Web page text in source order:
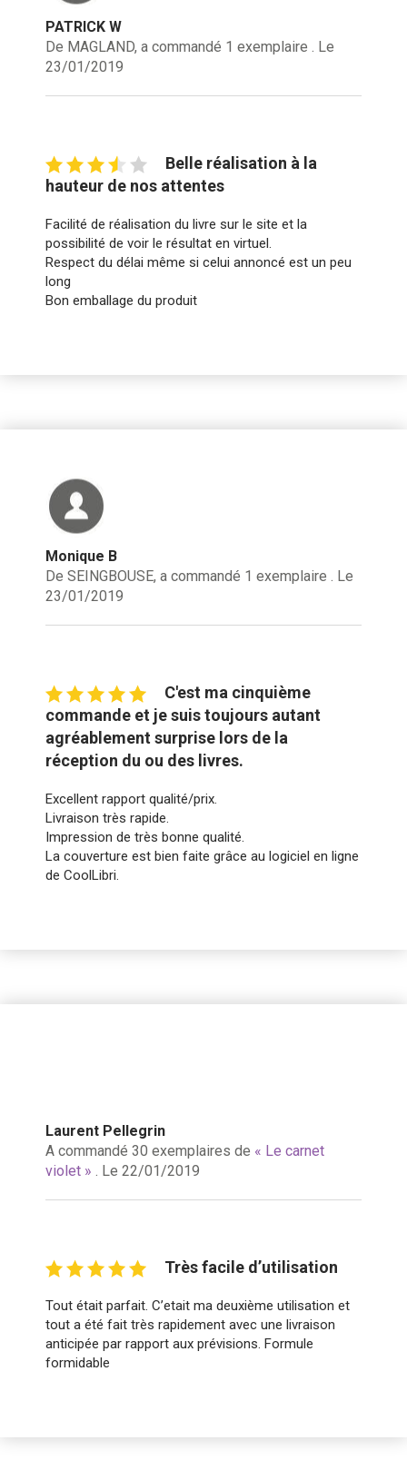
PATRICK W
De MAGLAND, a commandé 1 exemplaire . Le
23/01/2019
Belle réalisation à la
hauteur de nos attentes
Facilité de réalisation du livre sur le site et la
possibilité de voir le résultat en virtuel.
Respect du délai même si celui annoncé est un peu
long
Bon emballage du produit
Monique B
De SEINGBOUSE, a commandé 1 exemplaire . Le
23/01/2019
C'est ma cinquième
commande et je suis toujours autant
agréablement surprise lors de la
réception du ou des livres.
Excellent rapport qualité/prix.
Livraison très rapide.
Impression de très bonne qualité.
La couverture est bien faite grâce au logiciel en ligne
de CoolLibri.
Laurent Pellegrin
A commandé 30 exemplaires de « Le carnet
violet » . Le 22/01/2019
Très facile d’utilisation
Tout était parfait. C’etait ma deuxième utilisation et
tout a été fait très rapidement avec une livraison
anticipée par rapport aux prévisions. Formule
formidable